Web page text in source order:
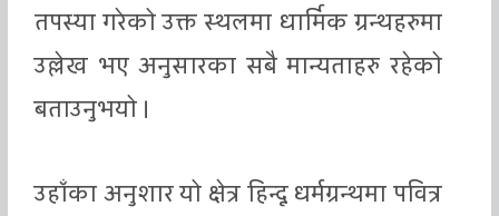
तपस्या गरेको उक्त स्थलमा धार्मिक ग्रन्थहरुमा
उल्लेख भए अनुसारका सबै मान्यताहरु रहेको
बताउनुभयो ।
उहाँका अनुशार यो क्षेत्र हिन्दू धर्मग्रन्थमा पवित्र